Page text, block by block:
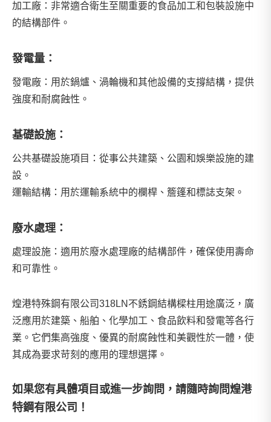
加工廠：非常適合衛生至關重要的食品加工和包裝設施中
的結構部件。
發電量：
發電廠：用於鍋爐、渦輪機和其他設備的支撐結構，提供
強度和耐腐蝕性。
基礎設施：
公共基礎設施項目：從事公共建築、公園和娛樂設施的建
設。
運輸結構：用於運輸系統中的欄桿、簷篷和標誌支架。
廢水處理：
處理設施：適用於廢水處理廠的結構部件，確保使用壽命
和可靠性。
煌港特殊鋼有限公司318LN不銹鋼結構樑柱用途廣泛，廣
泛應用於建築、船舶、化學加工、食品飲料和發電等各行
業。它們集高強度、優異的耐腐蝕性和美觀性於一體，使
其成為要求苛刻的應用的理想選擇。
如果您有具體項目或進一步詢問，請隨時詢問煌港
特鋼有限公司 ！